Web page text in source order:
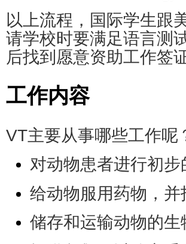
以上流程，国际学生跟
请学校时要满足语言测
后找到愿意资助工作签
工作内容
VT主要从事哪些工作呢
对动物患者进行初
给动物服用药物，
储存和运输动物的